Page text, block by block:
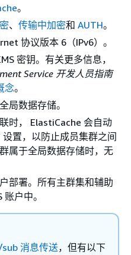
。
、 传输中加密和 AUTH。
协议版本 6（IPv6）。
密钥。有关更多信息，
Service 开发人员指南
念。
局数据存储。
时， ElastiCache 会自动
设置，以防止成员集群之间
属于全局数据存储时，无
部署。所有主群集和辅助
户中。
消息传送，但有以下